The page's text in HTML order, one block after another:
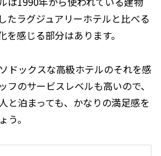
たラグジュアリーホテルと比べる
を感じる部分はあります。
ドックスな高級ホテルのそれを感
フのサービスレベルも高いので、
と泊まっても、かなりの満足感を
う。